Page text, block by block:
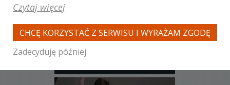
WYŚWIETLEŃ:
Czytaj więcej
CHCĘ KORZYSTAĆ Z SERWISU I WYRAŻAM ZGODĘ
Zadecyduję później